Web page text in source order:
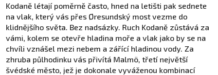
Kodaně létají poměrně často, hned na letišti pak sednete
na vlak, který vás přes Øresundský most vezme do
klidnějšího světa. Bez nadsázky. Ruch Kodaně zůstává za
vámi, kolem se otevře hladina moře a vlak jako by se na
chvíli vznášel mezi nebem a zářící hladinou vody. Za
zhruba půlhodinku vás přivítá Malmö, třetí největší
švédské město, jež je dokonale vyváženou kombinací